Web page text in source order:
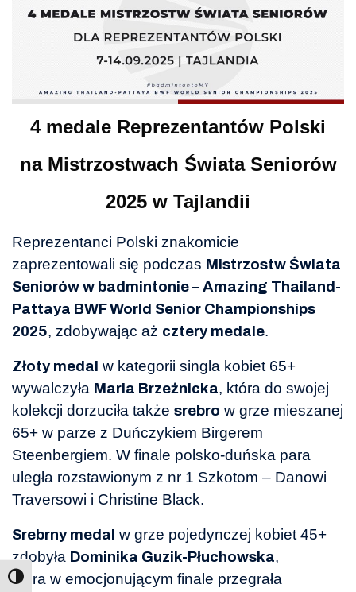
4 medale Reprezentantów Polski
na Mistrzostwach Świata Seniorów
2025 w Tajlandii
Reprezentanci Polski znakomicie
zaprezentowali się podczas Mistrzostw Świata
Seniorów w badmintonie – Amazing Thailand-
Pattaya BWF World Senior Championships
2025, zdobywając aż cztery medale.
Złoty medal w kategorii singla kobiet 65+
wywalczyła Maria Brzeźnicka, która do swojej
kolekcji dorzuciła także srebro w grze mieszanej
65+ w parze z Duńczykiem Birgerem
Steenbergiem. W finale polsko-duńska para
uległa rozstawionym z nr 1 Szkotom – Danowi
Traversowi i Christine Black.
Srebrny medal w grze pojedynczej kobiet 45+
zdobyła Dominika Guzik-Płuchowska,
która w emocjonującym finale przegrała